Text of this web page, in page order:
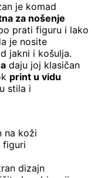
je komad
za nošenje
prati figuru i lako
je nosite
jakni i košulja.
daju joj klasičan
print u vidu
stila i
na koži
figuri
dizajn